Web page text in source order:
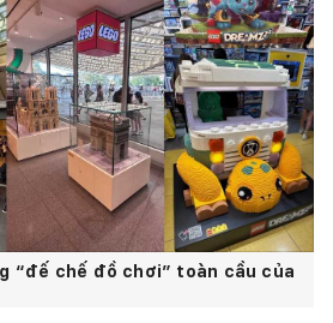
“đế chế đồ chơi” toàn cầu của